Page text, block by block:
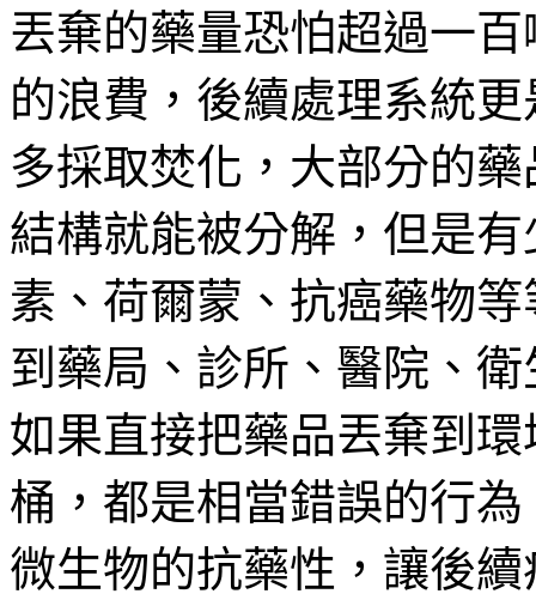
丟棄的藥量恐怕超過一
的浪費，後續處理系統
多採取焚化，大部分的
結構就能被分解，但是
素、荷爾蒙、抗癌藥物
到藥局、診所、醫院、
如果直接把藥品丟棄到
桶，都是相當錯誤的行
微生物的抗藥性，讓後